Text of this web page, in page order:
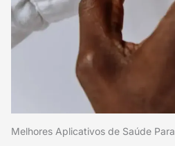
Melhores Aplicativos de Saúde